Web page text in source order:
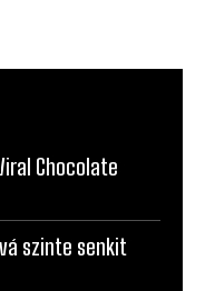
Chocolate
szinte senkit